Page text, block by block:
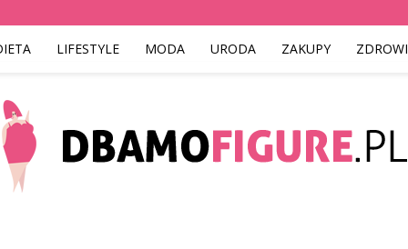
LIFESTYLE MODA URODA ZAKUPY